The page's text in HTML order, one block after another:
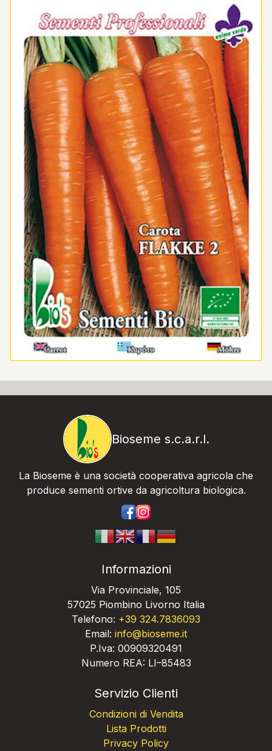
Bioseme s.c.a.r.l.
La Bioseme è una società cooperativa agricola che
produce sementi ortive da agricoltura biologica.
Informazioni
Via Provinciale, 105
57025 Piombino Livorno Italia
Telefono: +39 324.7836093
Email: info@bioseme.it
P.Iva: 00909320491
Numero REA: LI–85483
Servizio Clienti
Condizioni di Vendita
Lista Prodotti
Privacy Policy